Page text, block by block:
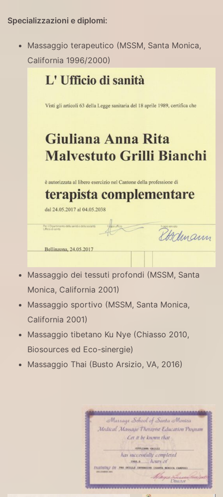
Specializzazioni e diplomi:
Massaggio terapeutico (MSSM, Santa Monica,
California 1996/2000)
Massaggio dei tessuti profondi (MSSM, Santa
Monica, California 2001)
Massaggio sportivo (MSSM, Santa Monica,
California 2001)
Massaggio tibetano Ku Nye (Chiasso 2010,
Biosources ed Eco-sinergie)
Massaggio Thai (Busto Arsizio, VA, 2016)